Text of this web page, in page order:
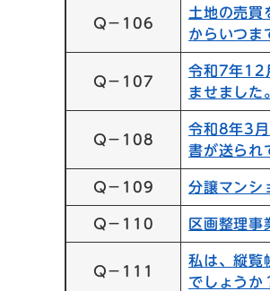
Q－106
土地の売買
からいつま
Q－107
令和7年12
ませました
Q－108
令和8年3
書が送られ
Q－109 分譲マンシ
Q－110 区画整理事
Q－111
私は、縦覧
でしょうか